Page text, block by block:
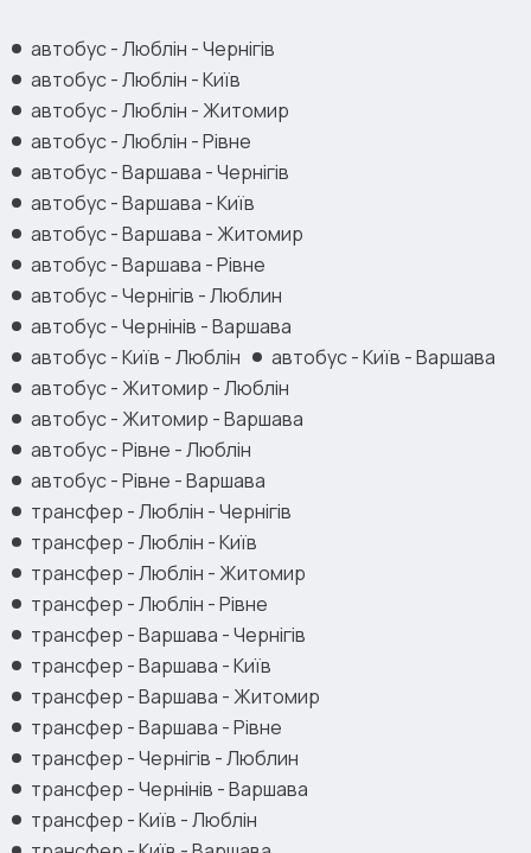
автобус - Люблін - Чернігів
автобус - Люблін - Київ
автобус - Люблін - Житомир
автобус - Люблін - Рівне
автобус - Варшава - Чернігів
автобус - Варшава - Київ
автобус - Варшава - Житомир
автобус - Варшава - Рівне
автобус - Чернігів - Люблин
автобус - Чернінів - Варшава
автобус - Київ - Люблін
автобус - Київ - Варшава
автобус - Житомир - Люблін
автобус - Житомир - Варшава
автобус - Рівне - Люблін
автобус - Рівне - Варшава
трансфер - Люблін - Чернігів
трансфер - Люблін - Київ
трансфер - Люблін - Житомир
трансфер - Люблін - Рівне
трансфер - Варшава - Чернігів
трансфер - Варшава - Київ
трансфер - Варшава - Житомир
трансфер - Варшава - Рівне
трансфер - Чернігів - Люблин
трансфер - Чернінів - Варшава
трансфер - Київ - Люблін